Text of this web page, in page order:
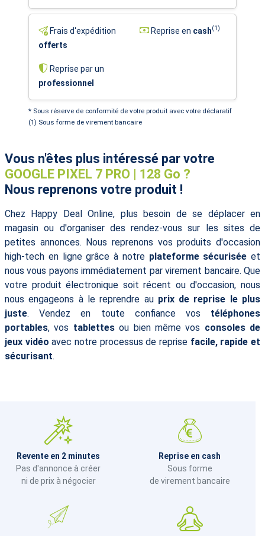
Frais d'expédition
offerts
Reprise en cash(1)
Reprise par un
professionnel
* Sous réserve de conformité de votre produit avec votre déclaratif
(1) Sous forme de virement bancaire
Vous n'êtes plus intéressé par votre
GOOGLE PIXEL 7 PRO | 128 Go ?
Nous reprenons votre produit !
Chez Happy Deal Online, plus besoin de se déplacer en
magasin ou d'organiser des rendez-vous sur les sites de
petites annonces. Nous reprenons vos produits d'occasion
high-tech en ligne grâce à notre plateforme sécurisée et
nous vous payons immédiatement par virement bancaire. Que
votre produit électronique soit récent ou d'occasion, nous
nous engageons à le reprendre au prix de reprise le plus
juste. Vendez en toute confiance vos téléphones
portables, vos tablettesou bien même vos consoles de
jeux vidéo avec notre processus de reprise facile, rapide et
sécurisant.
Revente en 2 minutes
Pas d'annonce à créer
ni de prix à négocier
Reprise en cash
Sous forme
de virement bancaire